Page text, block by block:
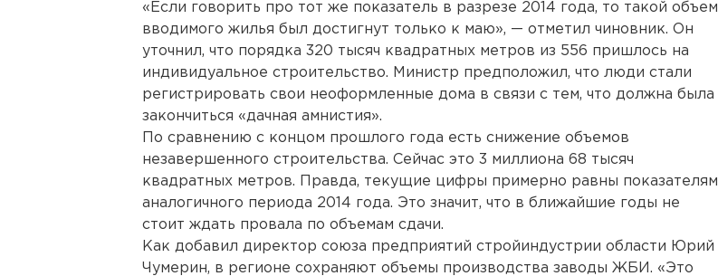
«Если говорить про тот же показатель в разрезе 2014 года, то такой объем
вводимого жилья был достигнут только к маю», — отметил чиновник. Он
уточнил, что порядка 320 тысяч квадратных метров из 556 пришлось на
индивидуальное строительство. Министр предположил, что люди стали
регистрировать свои неоформленные дома в связи с тем, что должна была
закончиться «дачная амнистия».
По сравнению с концом прошлого года есть снижение объемов
незавершенного строительства. Сейчас это 3 миллиона 68 тысяч
квадратных метров. Правда, текущие цифры примерно равны показателям
аналогичного периода 2014 года. Это значит, что в ближайшие годы не
стоит ждать провала по объемам сдачи.
Как добавил директор союза предприятий стройиндустрии области Юрий
Чумерин, в регионе сохраняют объемы производства заводы ЖБИ. «Это